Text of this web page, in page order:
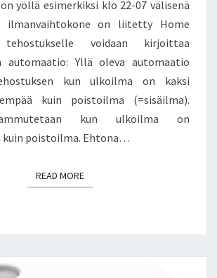
yöllä esimerkiksi klo 22-07 välisenä
ilmanvaihtokone on liitetty Home
tehostukselle voidaan kirjoittaa
automaatio: Yllä oleva automaatio
kun ulkoilma on kaksi
kuin poistoilma (=sisäilma).
kun ulkoilma on
kuin poistoilma. Ehtona…
READ MOREREAD MORE